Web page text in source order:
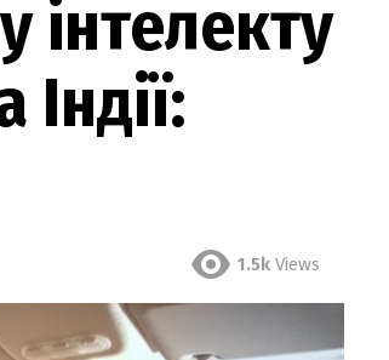
інтелекту
1.5k Views